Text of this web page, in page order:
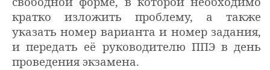
кратко изложить проблему, а также
указать номер варианта и номер задания,
и передать её руководителю ППЭ в день
проведения экзамена.